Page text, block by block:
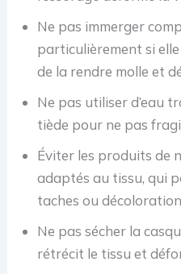
Ne pas immerger
particulièrement si
de la rendre molle et
Ne pas utiliser d’eau
tiède pour ne pas
Éviter les produits de
adaptés au tissu, qui
taches ou
Ne pas sécher la
rétrécit le tissu et